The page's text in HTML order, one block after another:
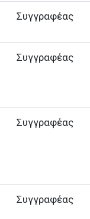
Συγγραφέας
Συγγραφέας
Συγγραφέας
Συγγραφέας